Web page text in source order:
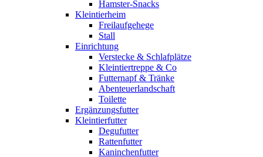
Hamster-Snacks
Kleintierheim
Freilaufgehege
Stall
Einrichtung
Verstecke & Schlafplätze
Kleintiertreppe & Co
Futternapf & Tränke
Abenteuerlandschaft
Toilette
Ergänzungsfutter
Kleintierfutter
Degufutter
Rattenfutter
Kaninchenfutter